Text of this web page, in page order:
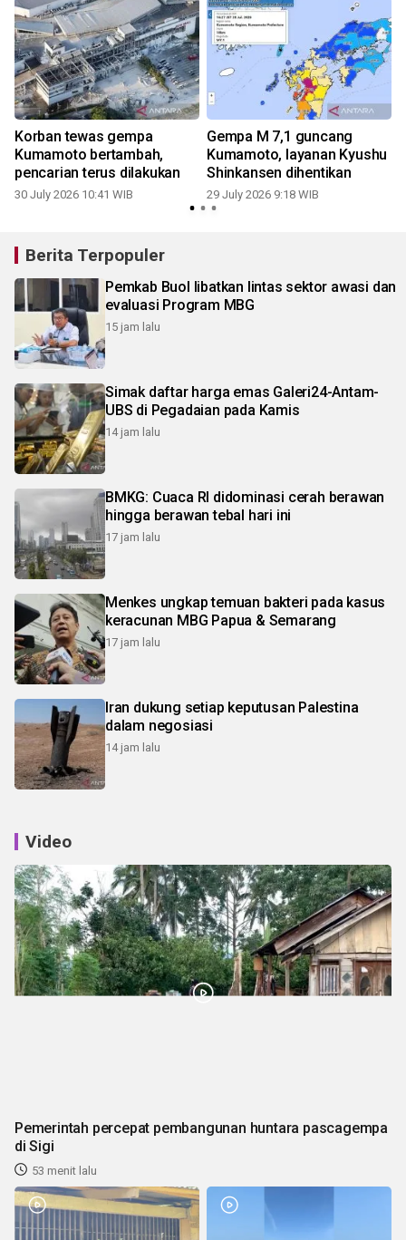
Korban tewas gempa
Kumamoto bertambah,
pencarian terus dilakukan
30 July 2026 10:41 WIB
Gempa M 7,1 guncang
Kumamoto, layanan Kyushu
Shinkansen dihentikan
29 July 2026 9:18 WIB
Berita Terpopuler
Pemkab Buol libatkan lintas sektor awasi dan
evaluasi Program MBG
15 jam lalu
Simak daftar harga emas Galeri24-Antam-
UBS di Pegadaian pada Kamis
14 jam lalu
BMKG: Cuaca RI didominasi cerah berawan
hingga berawan tebal hari ini
17 jam lalu
Menkes ungkap temuan bakteri pada kasus
keracunan MBG Papua & Semarang
17 jam lalu
Iran dukung setiap keputusan Palestina
dalam negosiasi
14 jam lalu
Video
Pemerintah percepat pembangunan huntara pascagempa
di Sigi
53 menit lalu